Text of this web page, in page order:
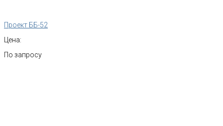
Проект ББ-52
Цена:
По запросу